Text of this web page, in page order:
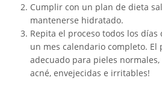
Cumplir con un plan de dieta
mantenerse hidratado.
Repita el proceso todos los días
un mes calendario completo. El
adecuado para pieles
acné, envejecidas e irritables!